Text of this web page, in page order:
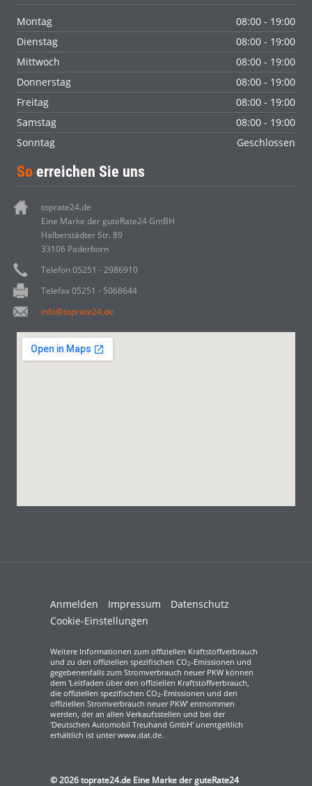
Montag
08:00 - 19:00
Dienstag
08:00 - 19:00
Mittwoch
08:00 - 19:00
Donnerstag
08:00 - 19:00
Freitag
08:00 - 19:00
Samstag
08:00 - 19:00
Sonntag
Geschlossen
So erreichen Sie uns
toprate24.de
Eine Marke der guteRate24 GmBH
Halberstädter Str. 89
33106 Paderborn
Telefon 05251 - 2986910
Telefax 05251 - 5068644
info@toprate24.de
Anmelden Impressum
Datenschutz
Cookie-Einstellungen
Weitere Informationen zum offiziellen Kraftstoffverbrauch
und zu den offiziellen spezifischen CO2-Emissionen und
gegebenenfalls zum Stromverbrauch neuer PKW können
dem 'Leitfaden über den offiziellen Kraftstoffverbrauch,
die offiziellen spezifischen CO2-Emissionen und den
offiziellen Stromverbrauch neuer PKW' entnommen
werden, der an allen Verkaufsstellen und bei der
'Deutschen Automobil Treuhand GmbH' unentgeltlich
erhältlich ist unter www.dat.de.
© 2026toprate24.de Eine Marke der guteRate24